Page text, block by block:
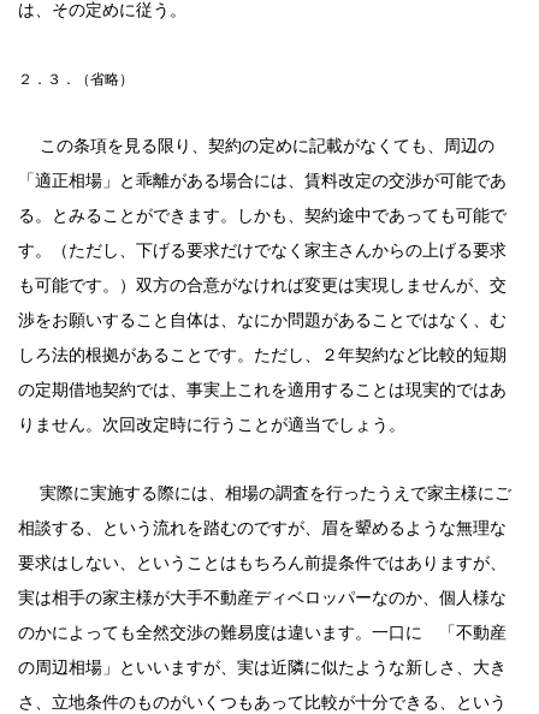
は、その定めに従う。
２．３．（省略）
この条項を見る限り、契約の定めに記載がなくても、周辺の
「適正相場」と乖離がある場合には、賃料改定の交渉が可能であ
る。とみることができます。しかも、契約途中であっても可能で
す。（ただし、下げる要求だけでなく家主さんからの上げる要求
も可能です。）双方の合意がなければ変更は実現しませんが、交
渉をお願いすること自体は、なにか問題があることではなく、む
しろ法的根拠があることです。 ただし、２年契約など比較的短期
の定期借地契約では、事実上これを適用することは現実的ではあ
りません。次回改定時に行うことが適当でしょう。
実際に実施する際には、相場の調査を行ったうえで家主様にご
相談する、という流れを踏むのですが、眉を顰めるような無理な
要求はしない、ということはもちろん前提条件ではありますが、
実は相手の家主様が大手不動産ディベロッパーなのか、個人様な
のかによっても全然交渉の難易度は違います。 一口に 「不動産
の周辺相場」といいますが、実は近隣に似たような新しさ、大き
さ、立地条件のものがいくつもあって比較が十分できる、という